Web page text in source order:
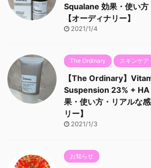
Squalane 効果・使い方
【オーディナリー】
2021/1/4
The Ordinary スキンケア
【The Ordinary】
Suspension 23% +
果・使い方・リアルな
リー】
2021/1/3
お知らせ